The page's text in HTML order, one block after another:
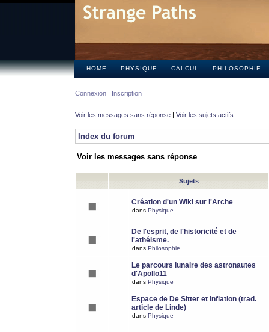
HOME PHYSIQUE CALCUL PHILOSOPHIE
Connexion Inscription
Voir les messages sans réponse | Voir les sujets actifs
Index du forum
Voir les messages sans réponse
Sujets
Création d'un Wiki sur l'Arche
dans Physique
De l'esprit, de l'historicité et de
l'athéisme.
dans Philosophie
Le parcours lunaire des astronautes
d'Apollo11
dans Physique
Espace de De Sitter et inflation (trad.
article de Linde)
dans Physique